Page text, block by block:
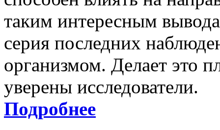
таким интересным
серия последних
организмом. Делает это
уверены исследователи.
Подробнее